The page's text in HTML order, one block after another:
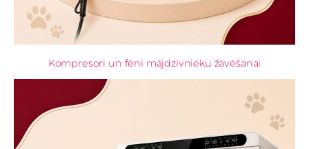
Kompresori un fēni mājdzīvnieku žāvēšanai